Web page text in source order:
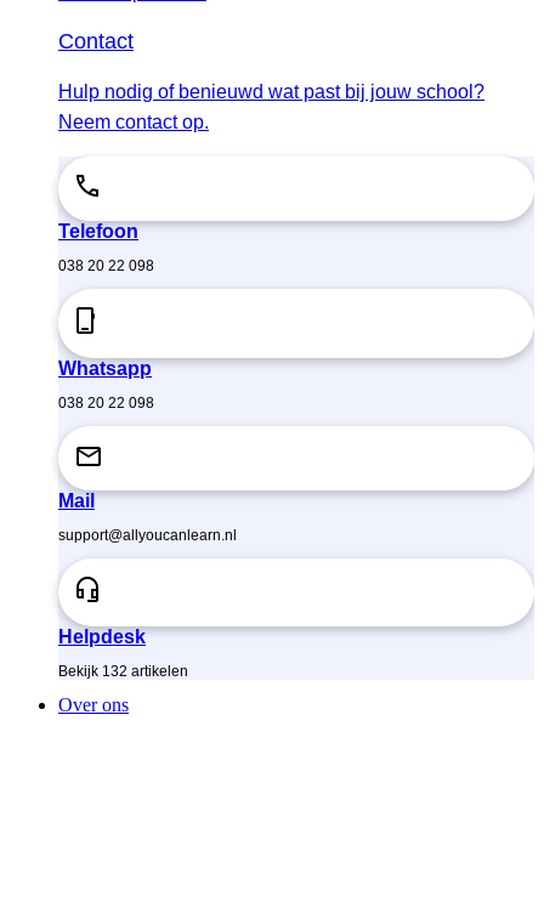
Contact
Hulp nodig of benieuwd wat past bij jouw school?
Neem contact op.
Telefoon
038 20 22 098
Whatsapp
038 20 22 098
Mail
support@allyoucanlearn.nl
Helpdesk
Bekijk 132 artikelen
Over ons